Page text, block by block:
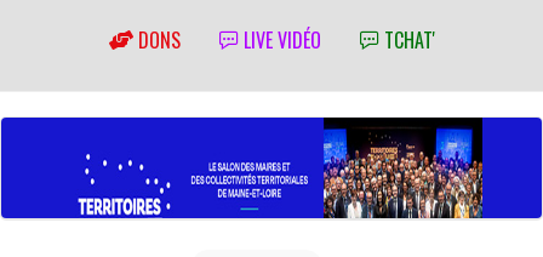
DONS LIVE VIDÉO TCHAT'